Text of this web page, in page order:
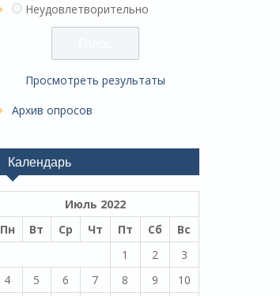
Неудовлетворительно
Просмотреть результаты
Архив опросов
Календарь
Июль 2022
Пн
Вт Ср Чт Пт Сб
Вс
1
2
3
4
5 6 7 8 9
10